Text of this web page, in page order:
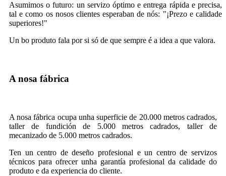
Asumimos o futuro: un servizo óptimo e entrega rápida e precisa,
tal e como os nosos clientes esperaban de nós: "¡Prezo e calidade
superiores!"
Un bo produto fala por si só de que sempre é a idea a que valora.
A nosa fábrica
A nosa fábrica ocupa unha superficie de 20.000 metros cadrados,
taller de fundición de 5.000 metros cadrados, taller de
mecanizado de 5.000 metros cadrados.
Ten un centro de deseño profesional e un centro de servizos
técnicos para ofrecer unha garantía profesional da calidade do
produto e da experiencia do cliente.